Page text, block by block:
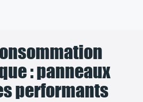
: panneaux
performants